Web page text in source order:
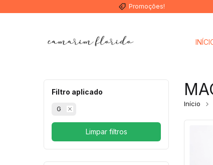
Promoções!
Filtro aplicado
G
Limpar filtros
Início